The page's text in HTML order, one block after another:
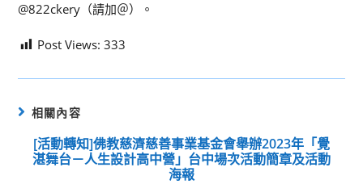
@822ckery（請加＠）。
Post Views: 333
相關內容
[活動轉知]佛教慈濟慈善事業基金會舉辦2023年「覺
湛舞台－人生設計高中營」台中場次活動簡章及活動
海報